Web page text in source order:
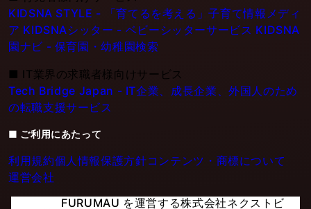
KIDSNA STYLE - 「育てるを考える」子育て情報メディ
ア KIDSNAシッター - ベビーシッターサービス KIDSNA
園ナビ - 保育園・幼稚園検索
■ IT業界の求職者様向けサービス
Tech Bridge Japan - IT企業、成長企業、外国人のため
の転職支援サービス
■ ご利用にあたって
利用規約個人情報保護方針コンテンツ・商標について
運営会社
FURUMAU を運営する株式会社ネクストビ